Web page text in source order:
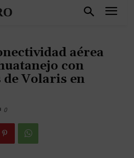
aérea
con
de Volaris en
0